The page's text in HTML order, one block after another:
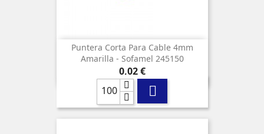
Puntera Corta Para Cable 4mm
Amarilla - Sofamel 245150
Precio
0,02 €
